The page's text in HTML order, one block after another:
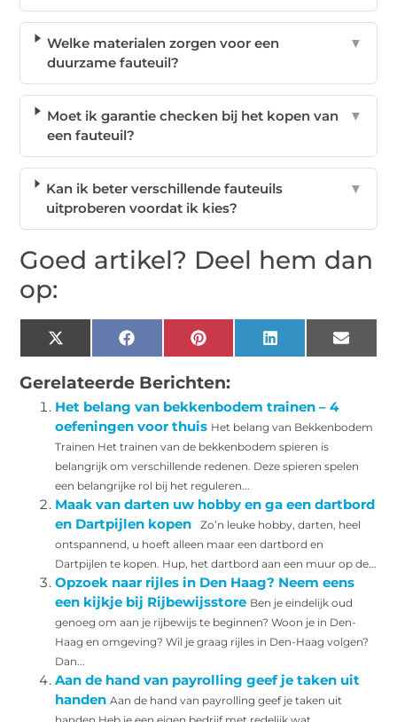
Welke materialen zorgen voor een
duurzame fauteuil?
▼
Moet ik garantie checken bij het kopen van
een fauteuil?
▼
Kan ik beter verschillende fauteuils
uitproberen voordat ik kies?
▼
Goed artikel? Deel hem dan
op:
X
(Twitter)
Facebook Pinterest LinkedIn Email
Gerelateerde Berichten:
Het belang van bekkenbodem trainen – 4
oefeningen voor thuis Het belang van Bekkenbodem
Trainen Het trainen van de bekkenbodem spieren is
belangrijk om verschillende redenen. Deze spieren spelen
een belangrijke rol bij het reguleren...
Maak van darten uw hobby en ga een dartbord
en Dartpijlen kopen
Zo’n leuke hobby, darten, heel
ontspannend, u hoeft alleen maar een dartbord en
Dartpijlen te kopen. Hup, het dartbord aan een muur op de...
Opzoek naar rijles in Den Haag? Neem eens
een kijkje bij Rijbewijsstore Ben je eindelijk oud
genoeg om aan je rijbewijs te beginnen? Woon je in Den-
Haag en omgeving? Wil je graag rijles in Den-Haag volgen?
Dan...
Aan de hand van payrolling geef je taken uit
handen Aan de hand van payrolling geef je taken uit